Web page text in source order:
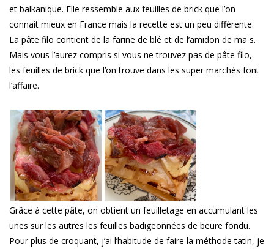
et balkanique. Elle ressemble aux feuilles de brick que l’on
connait mieux en France mais la recette est un peu différente.
La pâte filo contient de la farine de blé et de l’amidon de maïs.
Mais vous l’aurez compris si vous ne trouvez pas de pâte filo,
les feuilles de brick que l’on trouve dans les super marchés font
l’affaire.
Grâce à cette pâte, on obtient un feuilletage en accumulant les
unes sur les autres les feuilles badigeonnées de beure fondu.
Pour plus de croquant, j’ai l’habitude de faire la méthode tatin, je